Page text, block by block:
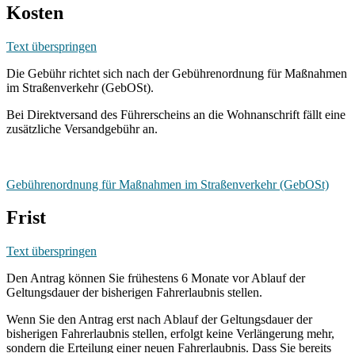
Kosten
Text überspringen
Die Gebühr richtet sich nach der Gebührenordnung für Maßnahmen
im Straßenverkehr (GebOSt).
Bei Direktversand des Führerscheins an die Wohnanschrift fällt eine
zusätzliche Versandgebühr an.
Gebührenordnung für Maßnahmen im Straßenverkehr (GebOSt)
Frist
Text überspringen
Den Antrag können Sie frühestens 6 Monate vor Ablauf der
Geltungsdauer der bisherigen Fahrerlaubnis stellen.
Wenn Sie den Antrag erst nach Ablauf der Geltungsdauer der
bisherigen Fahrerlaubnis stellen, erfolgt keine Verlängerung mehr,
sondern die Erteilung einer neuen Fahrerlaubnis. Dass Sie bereits